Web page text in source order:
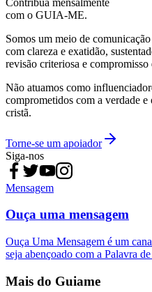
com o GUIA-ME.
Somos um meio de
com clareza e exatidão,
revisão criteriosa e compromisso
Não atuamos como
comprometidos com a verdade
cristã.
Torne-se um apoiador
Siga-nos
Mensagem
Ouça uma mensagem
Ouça Uma Mensagem é um
seja abençoado com a Palavra
Mais do Guiame